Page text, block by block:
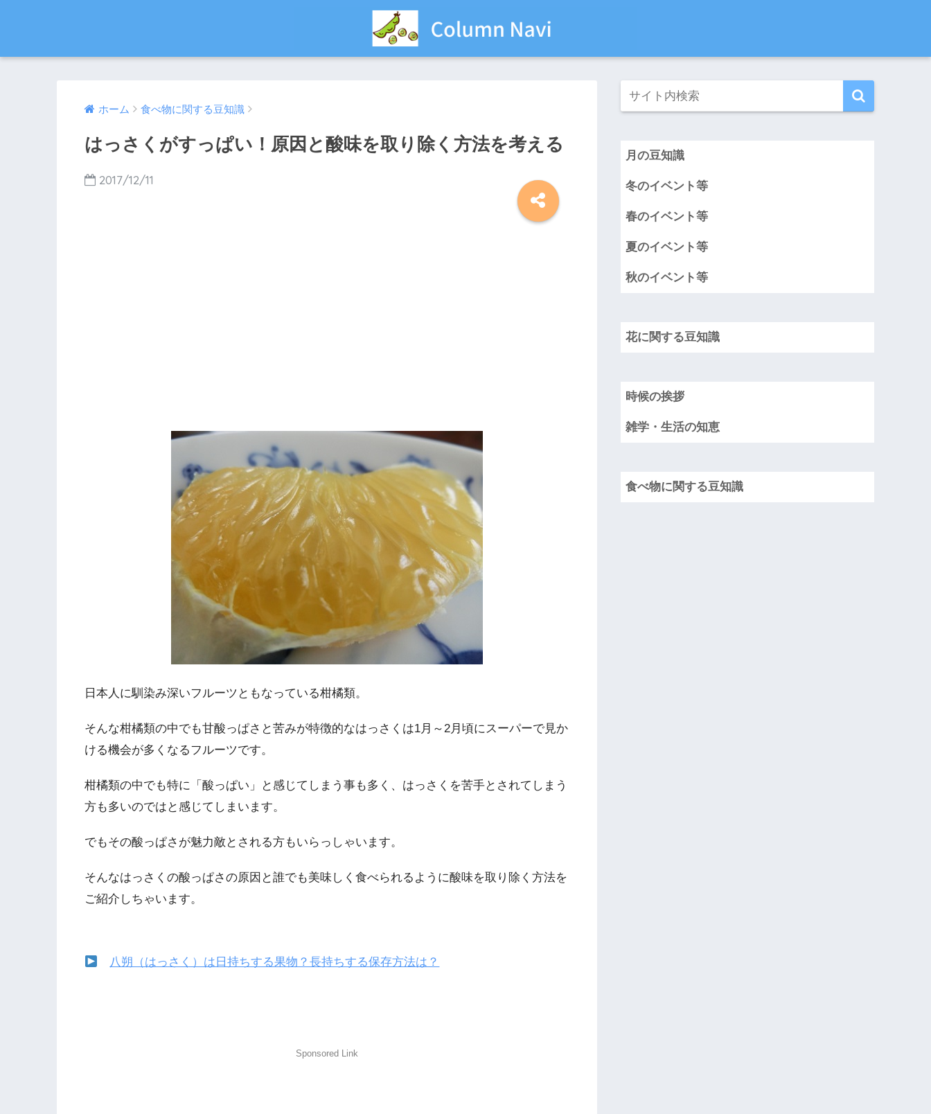
ホーム 食べ物に関する豆知識
はっさくがすっぱい！原因と酸味を取り除く方法を考える
2017/12/11
日本人に馴染み深いフルーツともなっている柑橘類。
そんな柑橘類の中でも甘酸っぱさと苦みが特徴的なはっさくは1月～2月頃にスーパーで見か
ける機会が多くなるフルーツです。
柑橘類の中でも特に「酸っぱい」と感じてしまう事も多く、はっさくを苦手とされてしまう
方も多いのではと感じてしまいます。
でもその酸っぱさが魅力敵とされる方もいらっしゃいます。
そんなはっさくの酸っぱさの原因と誰でも美味しく食べられるように酸味を取り除く方法を
ご紹介しちゃいます。
八朔（はっさく）は日持ちする果物？長持ちする保存方法は？
Sponsored Link
月の豆知識
冬のイベント等
春のイベント等
夏のイベント等
秋のイベント等
花に関する豆知識
時候の挨拶
雑学・生活の知恵
食べ物に関する豆知識